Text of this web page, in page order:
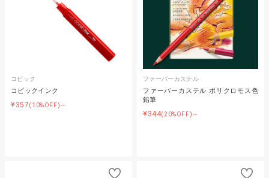
コピック
コピックインク
¥357(10%OFF)～
ファーバーカステル
ファーバーカステル ポリクロモス色
鉛筆
¥344(20%OFF)～